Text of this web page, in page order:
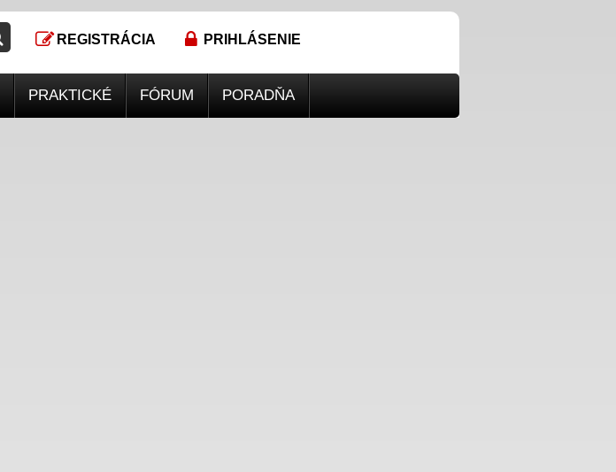
REGISTRÁCIA PRIHLÁSENIE
PRAKTICKÉ FÓRUM PORADŇA